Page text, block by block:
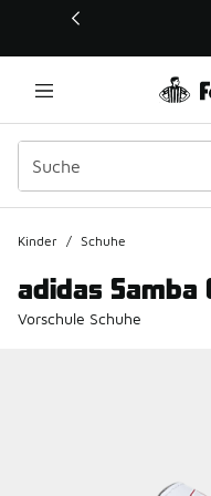
Dieser Link öffnet sich in
Kinder / Schuhe
adidas Samba
Vorschule Schuhe